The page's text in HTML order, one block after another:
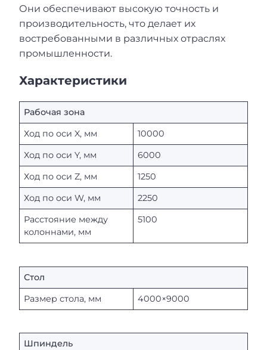
Они обеспечивают высокую точность и
производительность, что делает их
востребованными в различных отраслях
промышленности.
Характеристики
Рабочая зона
Ход по оси X, мм
10000
Ход по оси Y, мм
6000
Ход по оси Z, мм
1250
Ход по оси W, мм
2250
Расстояние между
колоннами, мм
5100
Стол
Размер стола, мм
4000×9000
Шпиндель